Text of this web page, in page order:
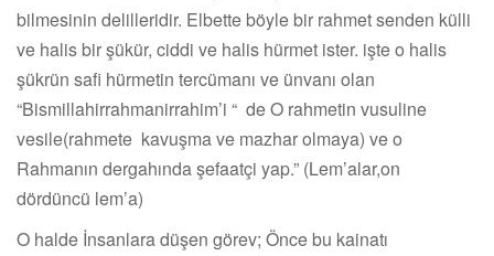
bilmesinin delilleridir. Elbette böyle bir rahmet senden külli
ve halis bir şükür, ciddi ve halis hürmet ister. işte o halis
şükrün safi hürmetin tercümanı ve ünvanı olan
“Bismillahirrahmanirrahim’i “ de O rahmetin vusuline
vesile(rahmete kavuşma ve mazhar olmaya) ve o
Rahmanın dergahında şefaatçi yap.” (Lem’alar,on
dördüncü lem’a)
O halde İnsanlara düşen görev; Önce bu kainatı